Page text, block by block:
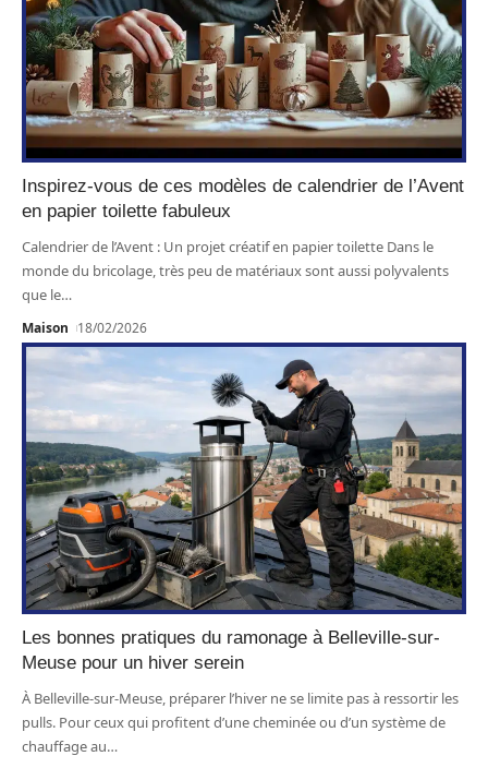
Inspirez-vous de ces modèles de calendrier de l’Avent
en papier toilette fabuleux
Calendrier de l’Avent : Un projet créatif en papier toilette Dans le
monde du bricolage, très peu de matériaux sont aussi polyvalents
que le…
Maison 18/02/2026
Les bonnes pratiques du ramonage à Belleville-sur-
Meuse pour un hiver serein
À Belleville-sur-Meuse, préparer l’hiver ne se limite pas à ressortir les
pulls. Pour ceux qui profitent d’une cheminée ou d’un système de
chauffage au…